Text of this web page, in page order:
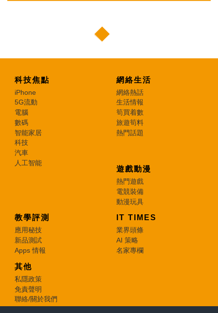
科技焦點
iPhone
5G流動
電腦
數碼
智能家居
科技
汽車
人工智能
網絡生活
網絡熱話
生活情報
筍買着數
旅遊筍料
熱門話題
遊戲動漫
熱門遊戲
電競裝備
動漫玩具
教學評測
應用秘技
新品測試
Apps 情報
IT TIMES
業界頭條
AI 策略
名家專欄
其他
私隱政策
免責聲明
聯絡/關於我們